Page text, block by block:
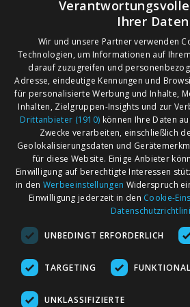
AGB
Impressum
Kontakt
Ihrer Daten
Wir und unsere Partner verwenden
Technologien, um Informationen auf
darauf zuzugreifen und
Adresse, eindeutige Kennungen und
für personalisierte Werbung und Inhalte,
Inhalten, Zielgruppen-Insights und zur
Drittanbieter (1910) können Ihre Daten
Zwecke verarbeiten, einschließlich
Geolokalisierungsdaten und
für diese Website. Einige Anbieter
Einwilligung auf berechtigte Interessen
in den Werbeeinstellungen Widerspruch
Einwilligung jederzeit in den Cookie-
UNBEDINGT ERFORDERLICH
TARGETING
UNKLASSIFIZIERTE